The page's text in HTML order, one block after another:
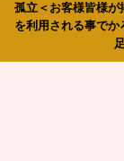
孤立＜お客様皆様が
を利用される事で